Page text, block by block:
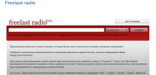
Freelast radio